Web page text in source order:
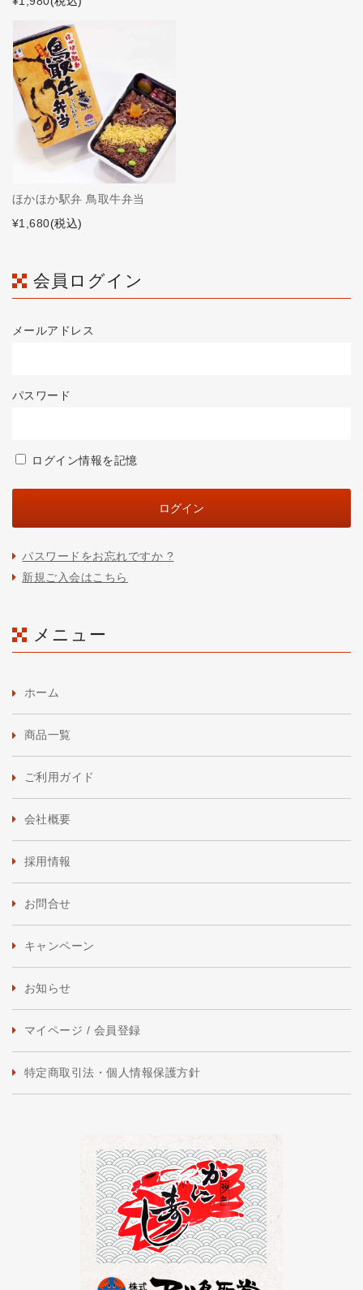
ほかほか駅弁 鳥取牛弁当
¥1,680(税込)
会員ログイン
メールアドレス
パスワード
ログイン情報を記憶
パスワードをお忘れですか ?
新規ご入会はこちら
メニュー
ホーム
商品一覧
ご利用ガイド
会社概要
採用情報
お問合せ
キャンペーン
お知らせ
マイページ / 会員登録
特定商取引法・個人情報保護方針